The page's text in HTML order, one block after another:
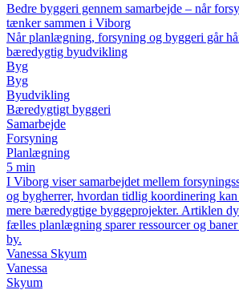
Bedre byggeri gennem samarbejde – når
tænker sammen i Viborg
Når planlægning, forsyning og byggeri går
bæredygtig byudvikling
Byg
Byg
Byudvikling
Bæredygtigt byggeri
Samarbejde
Forsyning
Planlægning
5 min
I Viborg viser samarbejdet mellem
og bygherrer, hvordan tidlig koordinering kan
mere bæredygtige byggeprojekter. Artiklen
fælles planlægning sparer ressourcer og
by.
Vanessa Skyum
Vanessa
Skyum